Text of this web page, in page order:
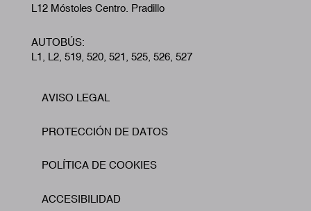
L12 Móstoles Centro. Pradillo
AUTOBÚS:
L1, L2, 519, 520, 521, 525, 526, 527
Footer
AVISO LEGAL
PROTECCIÓN DE DATOS
POLÍTICA DE COOKIES
ACCESIBILIDAD